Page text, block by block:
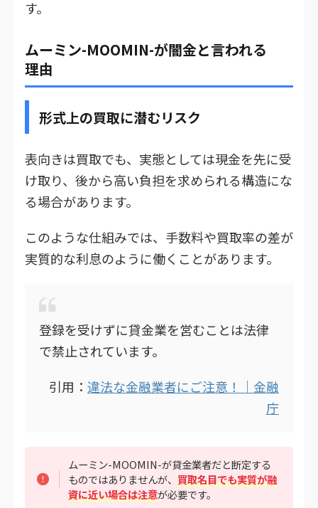
す。
ムーミン-MOOMIN-が闇金と言われる
理由
形式上の買取に潜むリスク
表向きは買取でも、実態としては現金を先に受
け取り、後から高い負担を求められる構造にな
る場合があります。
このような仕組みでは、手数料や買取率の差が
実質的な利息のように働くことがあります。
登録を受けずに貸金業を営むことは法律
で禁止されています。
引用： 違法な金融業者にご注意！｜金融
庁
ムーミン-MOOMIN-が貸金業者だと断定する
ものではありませんが、買取名目でも実質が融
資に近い場合は注意が必要です。